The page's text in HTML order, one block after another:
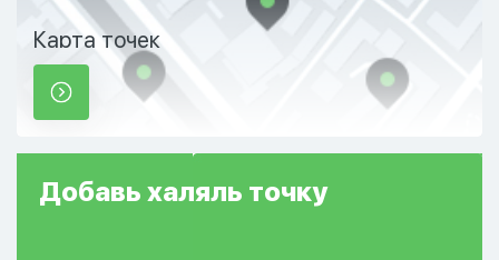
Карта точек
Добавь халяль точку